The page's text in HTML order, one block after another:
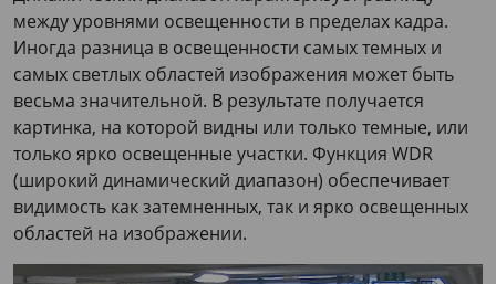
между уровнями освещенности в пределах кадра.
Иногда разница в освещенности самых темных и
самых светлых областей изображения может быть
весьма значительной. В результате получается
картинка, на которой видны или только темные, или
только ярко освещенные участки. Функция WDR
(широкий динамический диапазон) обеспечивает
видимость как затемненных, так и ярко освещенных
областей на изображении.